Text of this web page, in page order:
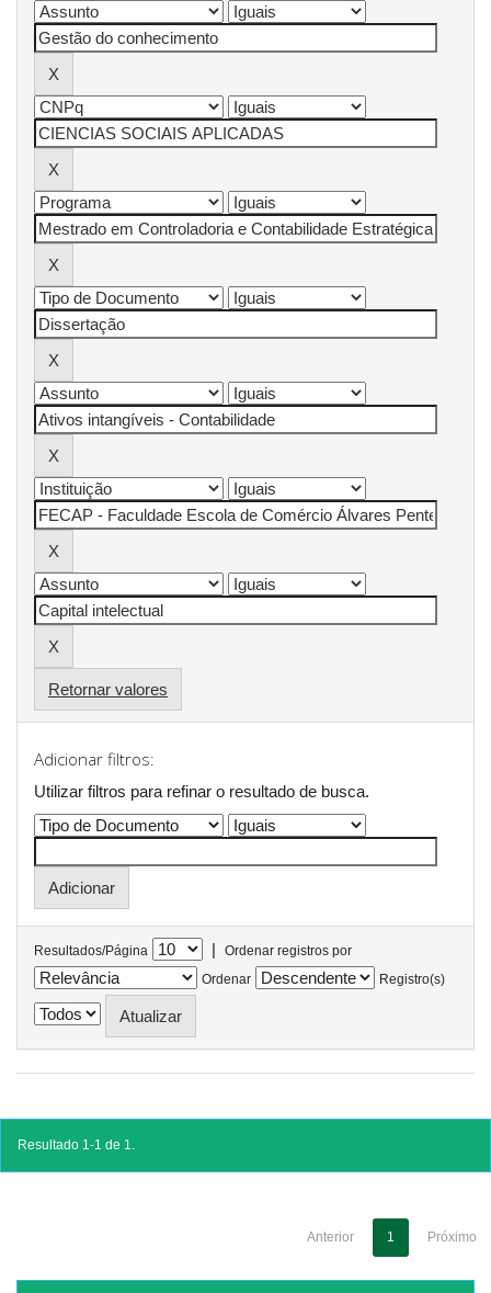
Retornar valores
Adicionar filtros:
Utilizar filtros para refinar o resultado de busca.
Resultados/Página |
Ordenar registros por
Ordenar
Registro(s)
Resultado 1-1 de 1.
Anterior 1 Próximo